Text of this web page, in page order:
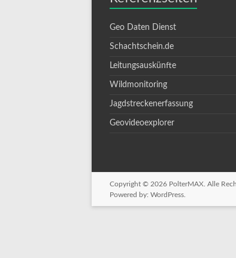
Geo Daten Dienst
Schachtschein.de
Leitungsauskünfte
Wildmonitoring
Jagdstreckenerfassung
Geovideoexplorer
Copyright © 2026 PolterMAX . Alle
Powered by: WordPress